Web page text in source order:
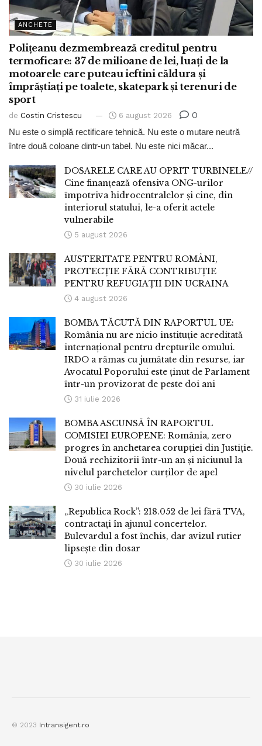
ANCHETE
Polițeanu dezmembrează creditul pentru
termoficare: 37 de milioane de lei, luați de la
motoarele care puteau ieftini căldura și
împrăștiați pe toalete, skatepark și terenuri de
sport
de Costin Cristescu 6 august 2026 0
Nu este o simplă rectificare tehnică. Nu este o mutare neutră
între două coloane dintr-un tabel. Nu este nici măcar...
DOSARELE CARE AU OPRIT TURBINELE//
Cine finanțează ofensiva ONG-urilor
împotriva hidrocentralelor și cine, din
interiorul statului, le-a oferit actele
vulnerabile
5 august 2026
AUSTERITATE PENTRU ROMÂNI,
PROTECȚIE FĂRĂ CONTRIBUȚIE
PENTRU REFUGIAȚII DIN UCRAINA
4 august 2026
BOMBA TĂCUTĂ DIN RAPORTUL UE:
România nu are nicio instituție acreditată
internațional pentru drepturile omului.
IRDO a rămas cu jumătate din resurse, iar
Avocatul Poporului este ținut de Parlament
într-un provizorat de peste doi ani
31 iulie 2026
BOMBA ASCUNSĂ ÎN RAPORTUL
COMISIEI EUROPENE: România, zero
progres în anchetarea corupției din Justiție.
Două rechizitorii într-un an și niciunul la
nivelul parchetelor curților de apel
30 iulie 2026
„Republica Rock”: 218.052 de lei fără TVA,
contractați în ajunul concertelor.
Bulevardul a fost închis, dar avizul rutier
lipsește din dosar
30 iulie 2026
© 2023 Intransigent.ro